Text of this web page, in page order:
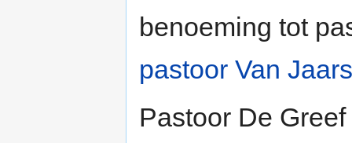
benoeming tot
pastoor Van
Pastoor De